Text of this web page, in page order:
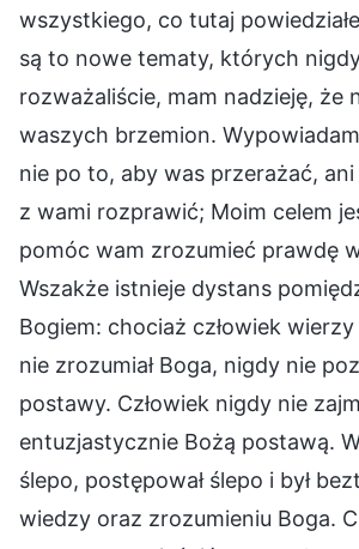
wszystkiego, co tutaj
są to nowe tematy, których
rozważaliście, mam nadzieję, że
waszych brzemion.
nie po to, aby was przerażać,
z wami rozprawić; Moim celem
pomóc wam zrozumieć prawdę
Wszakże istnieje dystans
Bogiem: chociaż człowiek
nie zrozumiał Boga, nigdy nie
postawy. Człowiek nigdy nie
entuzjastycznie Bożą postawą.
ślepo, postępował ślepo i był
wiedzy oraz zrozumieniu Boga.